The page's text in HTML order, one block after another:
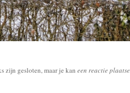
zijn gesloten, maar je kan een reactie